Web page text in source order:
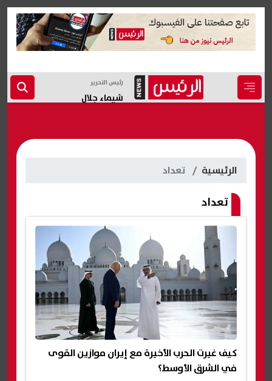
رئيس التحرير
شيماء جلال
الرئيسية تعداد
تعداد
كيف غيرت الحرب الأخيرة مع إيران موازين القوى
في الشرق الأوسط؟